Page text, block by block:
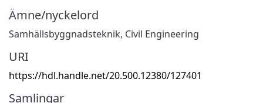
Ämne/nyckelord
Samhällsbyggnadsteknik, Civil Engineering
URI
https://hdl.handle.net/20.500.12380/127401
Samlingar